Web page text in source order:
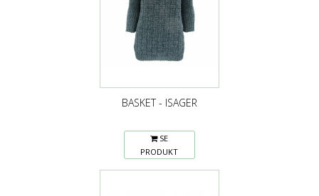
BASKET - ISAGER
SE
PRODUKT